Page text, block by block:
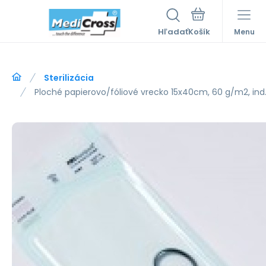
Hľadať Menu
Sterilizácia
Ploché papierovo/fóliové vrecko 15x40cm, 60 g/m2, ind.